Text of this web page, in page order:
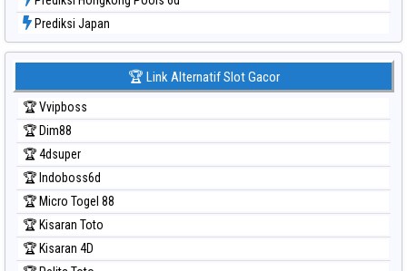
Prediksi Japan
Prediksi Japan 6d
Prediksi Kuda Lari
Prediksi Magnum Cambodia
Prediksi Nagoya
Prediksi North Carolina Day
Prediksi Pcso
Prediksi Sao Paulo
Prediksi Singapore
Prediksi Sydney
🏆 Link Alternatif Slot Gacor
🏆 Vvipboss
🏆 Dim88
🏆 4dsuper
🏆 Indoboss6d
🏆 Micro Togel 88
🏆 Kisaran Toto
🏆 Kisaran 4D